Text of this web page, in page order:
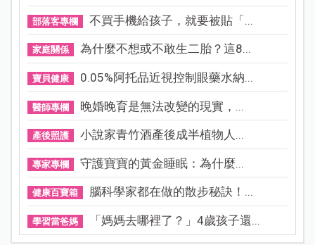
部落客專欄 不買手機給孩子，就要被貼「...
家庭關係 為什麼不想或不敢生二胎？這8...
寶貝健康 0.05%阿托品近視控制眼藥水納...
醫師專欄 晚婚晚育是無法改變的現實，...
產後照護 小說家青竹酒產後成半植物人...
專家專欄 守護寶寶的黃金睡眠：為什麼...
健康百寶箱 腦科學家都在做的散步秘訣！...
學習當爸媽 「媽媽去哪裡了？」4歲孩子還...